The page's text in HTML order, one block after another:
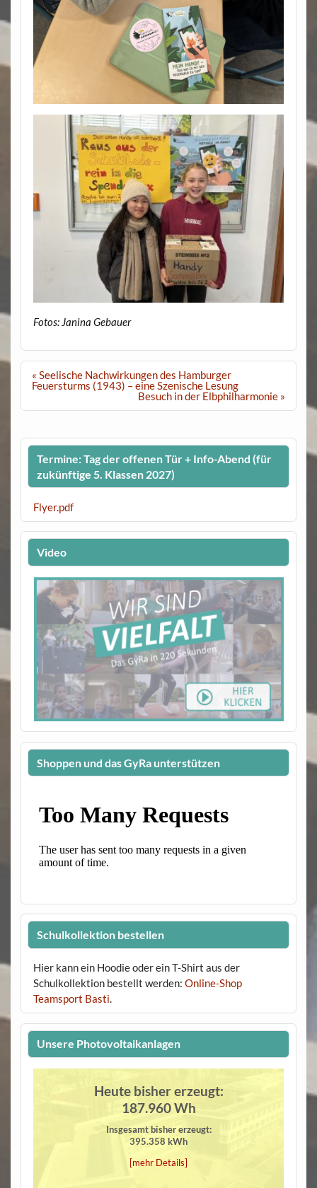
Fotos: Janina Gebauer
Beitragsnavigation
« Seelische Nachwirkungen des Hamburger
Feuersturms (1943) – eine Szenische Lesung
Besuch in der Elbphilharmonie »
Termine: Tag der offenen Tür + Info-Abend (für
zukünftige 5. Klassen 2027)
Flyer.pdf
Video
Shoppen und das GyRa unterstützen
Schulkollektion bestellen
Hier kann ein Hoodie oder ein T-Shirt aus der
Schulkollektion bestellt werden: Online-Shop
Teamsport Basti.
Unsere Photovoltaikanlagen
Heute bisher erzeugt:
187.960 Wh
Insgesamt bisher erzeugt:
395.358 kWh
[mehr Details]